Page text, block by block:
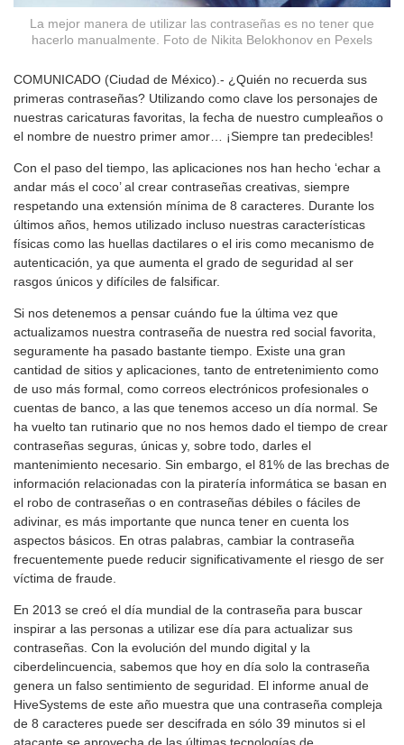
La mejor manera de utilizar las contraseñas es no tener que
hacerlo manualmente. Foto de Nikita Belokhonov en Pexels
COMUNICADO (Ciudad de México).- ¿Quién no recuerda sus
primeras contraseñas? Utilizando como clave los personajes de
nuestras caricaturas favoritas, la fecha de nuestro cumpleaños o
el nombre de nuestro primer amor… ¡Siempre tan predecibles!
Con el paso del tiempo, las aplicaciones nos han hecho ‘echar a
andar más el coco’ al crear contraseñas creativas, siempre
respetando una extensión mínima de 8 caracteres. Durante los
últimos años, hemos utilizado incluso nuestras características
físicas como las huellas dactilares o el iris como mecanismo de
autenticación, ya que aumenta el grado de seguridad al ser
rasgos únicos y difíciles de falsificar.
Si nos detenemos a pensar cuándo fue la última vez que
actualizamos nuestra contraseña de nuestra red social favorita,
seguramente ha pasado bastante tiempo. Existe una gran
cantidad de sitios y aplicaciones, tanto de entretenimiento como
de uso más formal, como correos electrónicos profesionales o
cuentas de banco, a las que tenemos acceso un día normal. Se
ha vuelto tan rutinario que no nos hemos dado el tiempo de crear
contraseñas seguras, únicas y, sobre todo, darles el
mantenimiento necesario. Sin embargo, el 81% de las brechas de
información relacionadas con la piratería informática se basan en
el robo de contraseñas o en contraseñas débiles o fáciles de
adivinar, es más importante que nunca tener en cuenta los
aspectos básicos. En otras palabras, cambiar la contraseña
frecuentemente puede reducir significativamente el riesgo de ser
víctima de fraude.
En 2013 se creó el día mundial de la contraseña para buscar
inspirar a las personas a utilizar ese día para actualizar sus
contraseñas. Con la evolución del mundo digital y la
ciberdelincuencia, sabemos que hoy en día solo la contraseña
genera un falso sentimiento de seguridad. El informe anual de
HiveSystems de este año muestra que una contraseña compleja
de 8 caracteres puede ser descifrada en sólo 39 minutos si el